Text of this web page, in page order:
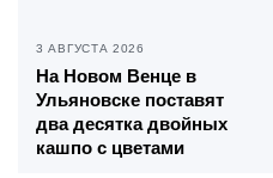
3 АВГУСТА 2026
На Новом Венце в
Ульяновске поставят
два десятка двойных
кашпо с цветами